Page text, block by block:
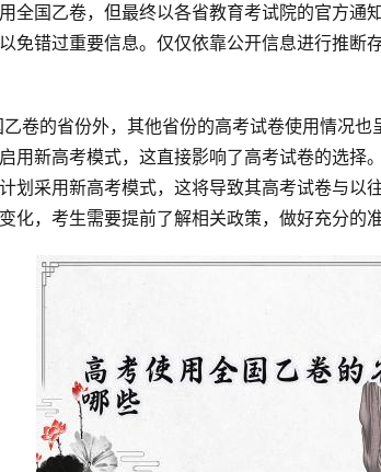
全国乙卷，但最终以各省教育考试院的官方通
免错过重要信息。仅仅依靠公开信息进行推断
用新高考模式，这直接影响了高考试卷的选择
划采用新高考模式，这将导致其高考试卷与以
化，考生需要提前了解相关政策，做好充分的准